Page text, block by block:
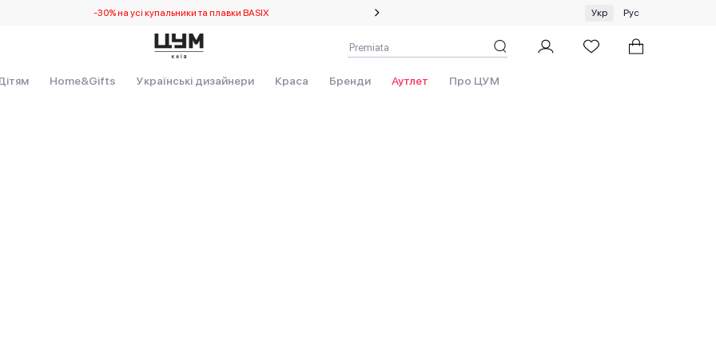
-30% на усі купальники та плавки BASIX Спеціальна пропозиція на одяг та хустки ЦУМ by GUNIA
Укр Рус
Home&Gifts Українські дизайнери Краса Бренди Аутлет Про ЦУМ